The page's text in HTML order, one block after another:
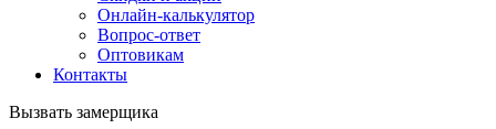
Онлайн-калькулятор
Вопрос-ответ
Оптовикам
Контакты
Вызвать замерщика